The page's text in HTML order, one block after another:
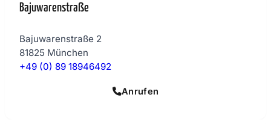
Bajuwarenstraße
Bajuwarenstraße 2
81825 München
+49 (0) 89 18946492
Anrufen